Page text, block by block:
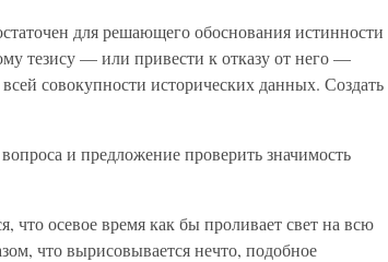
для решающего обоснования истинности
тезису — или привести к отказу от него —
совокупности исторических данных. Создать
и предложение проверить значимость
что осевое время как бы проливает свет на всю
что вырисовывается нечто, подобное